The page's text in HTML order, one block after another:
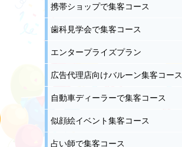
携帯ショップで集客コース
歯科見学会で集客コース
エンタープライズプラン
広告代理店向けバルーン集客コース
自動車ディーラーで集客コース
似顔絵イベント集客コース
占い師で集客コース